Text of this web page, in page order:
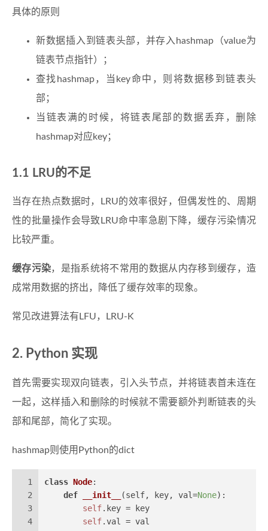
具体的原则
新数据插入到链表头部，并存入hashmap（value为
链表节点指针）；
查找hashmap，当key命中，则将数据移到链表头
部；
当链表满的时候，将链表尾部的数据丢弃，删除
hashmap对应key；
LRU的不足
当存在热点数据时，LRU的效率很好，但偶发性的、周期
性的批量操作会导致LRU命中率急剧下降，缓存污染情况
比较严重。
缓存污染，是指系统将不常用的数据从内存移到缓存，造
成常用数据的挤出，降低了缓存效率的现象。
常见改进算法有LFU，LRU-K
Python 实现
首先需要实现双向链表，引入头节点，并将链表首未连在
一起，这样插入和删除的时候就不需要额外判断链表的头
部和尾部，简化了实现。
hashmap则使用Python的dict
1
2
3
4
class Node:
def
__init__ (self, key, val=None):
self.key = key
self.val = val